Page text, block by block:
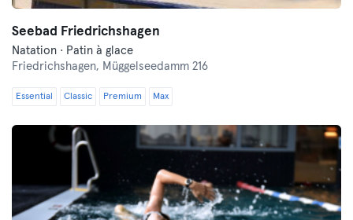
Seebad Friedrichshagen
Natation · Patin à glace
Friedrichshagen, Müggelseedamm 216
Essential Classic Premium Max